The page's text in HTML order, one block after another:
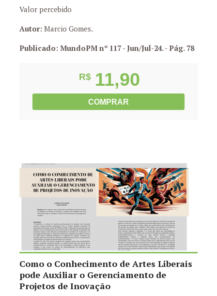
Valor percebido
Autor: Marcio Gomes.
Publicado: MundoPM nº 117 - Jun/Jul-24.- Pág. 78
R$ 11,90
COMPRAR
Como o Conhecimento de Artes Liberais
pode Auxiliar o Gerenciamento de
Projetos de Inovação